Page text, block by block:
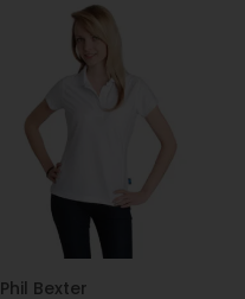
Phil Bexter